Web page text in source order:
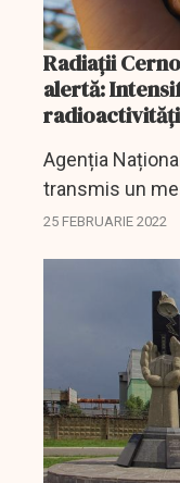
Radiaţii
alertă:
Agenția
transmis un
radioactivității
25 FEBRUARIE 2022